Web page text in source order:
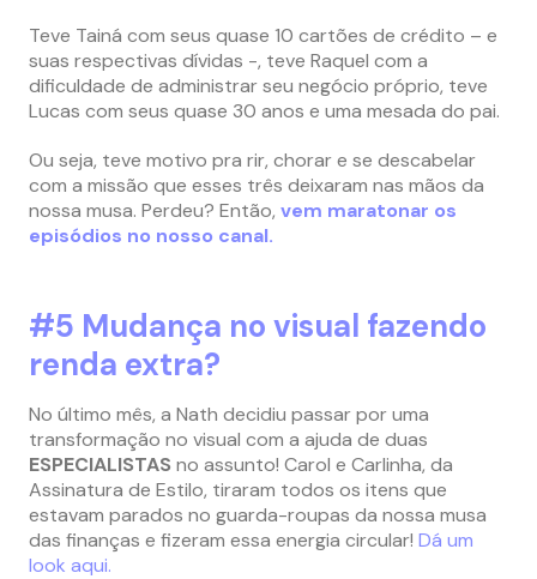
Teve Tainá com seus quase 10 cartões de crédito – e
suas respectivas dívidas -, teve Raquel com a
dificuldade de administrar seu negócio próprio, teve
Lucas com seus quase 30 anos e uma mesada do pai.
Ou seja, teve motivo pra rir, chorar e se descabelar
com a missão que esses três deixaram nas mãos da
nossa musa. Perdeu? Então, vem maratonar os
episódios no nosso canal.
#5 Mudança no visual fazendo
renda extra?
No último mês, a Nath decidiu passar por uma
transformação no visual com a ajuda de duas
ESPECIALISTAS no assunto! Carol e Carlinha, da
Assinatura de Estilo, tiraram todos os itens que
estavam parados no guarda-roupas da nossa musa
das finanças e fizeram essa energia circular! Dá um
look aqui.